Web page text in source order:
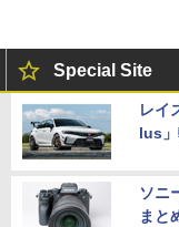
Special Site
レイ
lus
ソニ
まと